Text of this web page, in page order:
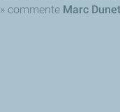
» commente Marc